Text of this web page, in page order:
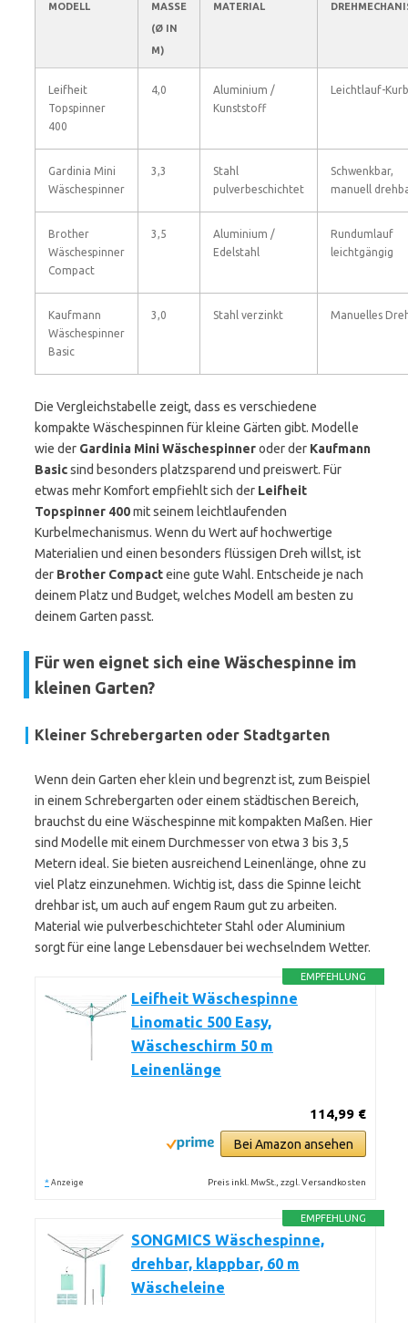
MODELL
MASSE (
Ø IN M
)
MATERIAL
Leifheit
Topspinner
400
4,0
Aluminium /
Kunststoff
Leichtlauf-
Gardinia Mini
Wäschespinner
3,3
Stahl
pulverbeschichtet
Schwenkbar,
manuell
Brother
Wäschespinner
Compact
3,5
Aluminium /
Edelstahl
Rundumlauf
leichtgängig
Kaufmann
Wäschespinner
Basic
3,0 Stahl verzinkt Manuelles
Die Vergleichstabelle zeigt, dass es verschiedene
kompakte Wäschespinnen für kleine Gärten gibt. Modelle
wie der Gardinia Mini Wäschespinneroder der Kaufmann
Basicsind besonders platzsparend und preiswert. Für
etwas mehr Komfort empfiehlt sich der Leifheit
Topspinner 400mit seinem leichtlaufenden
Kurbelmechanismus. Wenn du Wert auf hochwertige
Materialien und einen besonders flüssigen Dreh willst, ist
der Brother Compacteine gute Wahl. Entscheide je nach
deinem Platz und Budget, welches Modell am besten zu
deinem Garten passt.
Für wen eignet sich eine Wäschespinne im
kleinen Garten?
Kleiner Schrebergarten oder Stadtgarten
Wenn dein Garten eher klein und begrenzt ist, zum Beispiel
in einem Schrebergarten oder einem städtischen Bereich,
brauchst du eine Wäschespinne mit kompakten Maßen. Hier
sind Modelle mit einem Durchmesser von etwa 3 bis 3,5
Metern ideal. Sie bieten ausreichend Leinenlänge, ohne zu
viel Platz einzunehmen. Wichtig ist, dass die Spinne leicht
drehbar ist, um auch auf engem Raum gut zu arbeiten.
Material wie pulverbeschichteter Stahl oder Aluminium
sorgt für eine lange Lebensdauer bei wechselndem Wetter.
EMPFEHLUNG
Leifheit Wäschespinne
Linomatic 500 Easy,
Wäscheschirm 50 m
Leinenlänge
114,99 €
Bei Amazon ansehen
* Anzeige Preis inkl. MwSt., zzgl. Versandkosten
EMPFEHLUNG
SONGMICS Wäschespinne,
drehbar, klappbar, 60 m
Wäscheleine